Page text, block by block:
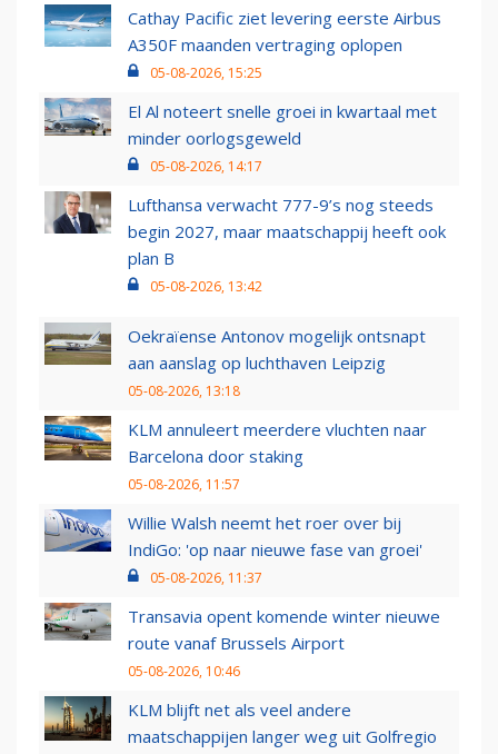
Cathay Pacific ziet levering eerste Airbus
A350F maanden vertraging oplopen
05-08-2026, 15:25
El Al noteert snelle groei in kwartaal met
minder oorlogsgeweld
05-08-2026, 14:17
Lufthansa verwacht 777-9’s nog steeds
begin 2027, maar maatschappij heeft ook
plan B
05-08-2026, 13:42
Oekraïense Antonov mogelijk ontsnapt
aan aanslag op luchthaven Leipzig
05-08-2026, 13:18
KLM annuleert meerdere vluchten naar
Barcelona door staking
05-08-2026, 11:57
Willie Walsh neemt het roer over bij
IndiGo: 'op naar nieuwe fase van groei'
05-08-2026, 11:37
Transavia opent komende winter nieuwe
route vanaf Brussels Airport
05-08-2026, 10:46
KLM blijft net als veel andere
maatschappijen langer weg uit Golfregio